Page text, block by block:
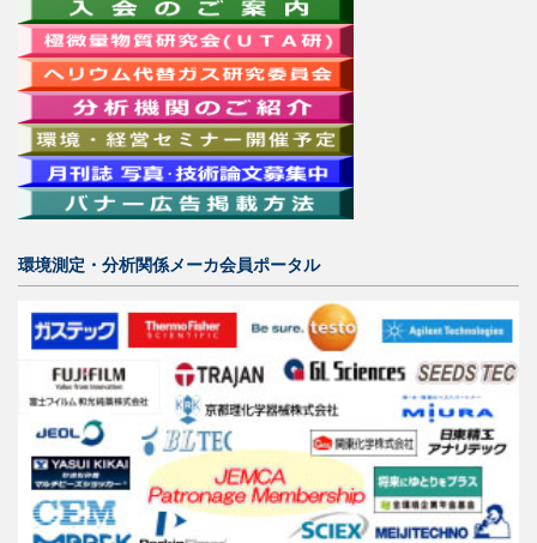
環境測定・分析関係メーカ会員ポータル